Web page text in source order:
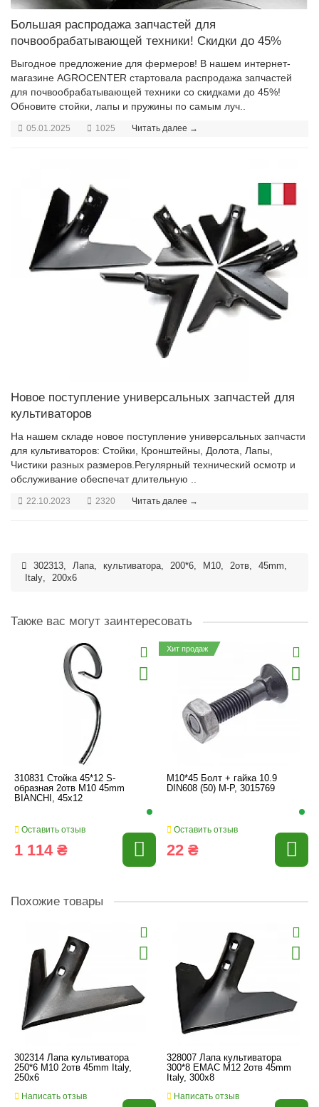
Большая распродажа запчастей для
почвообрабатывающей техники! Скидки до 45%
Выгодное предложение для фермеров! В нашем интернет-
магазине AGROCENTER стартовала распродажа запчастей
для почвообрабатывающей техники со скидками до 45%!
Обновите стойки, лапы и пружины по самым луч..
05.01.2025 1025 Читать далее →
Новое поступление универсальных запчастей для
культиваторов
На нашем складе новое поступление универсальных запчасти
для культиваторов: Стойки, Кронштейны, Долота, Лапы,
Чистики разных размеров.Регулярный технический осмотр и
обслуживание обеспечат длительную ..
22.10.2023 2320 Читать далее →
302313, Лапа, культиватора, 200*6, M10, 2отв, 45mm,
Italy, 200x6
Также вас могут заинтересовать
310831 Стойка 45*12 S-
образная 2отв M10 45mm
BIANCHI, 45x12
Оставить отзыв
1 114 ₴
Хит продаж
M10*45 Болт + гайка 10.9
DIN608 (50) M-P, 3015769
Оставить отзыв
22 ₴
Похожие товары
302314 Лапа культиватора
250*6 M10 2отв 45mm Italy,
250x6
Написать отзыв
328007 Лапа культиватора
300*8 EMAC M12 2отв 45mm
Italy, 300x8
Написать отзыв